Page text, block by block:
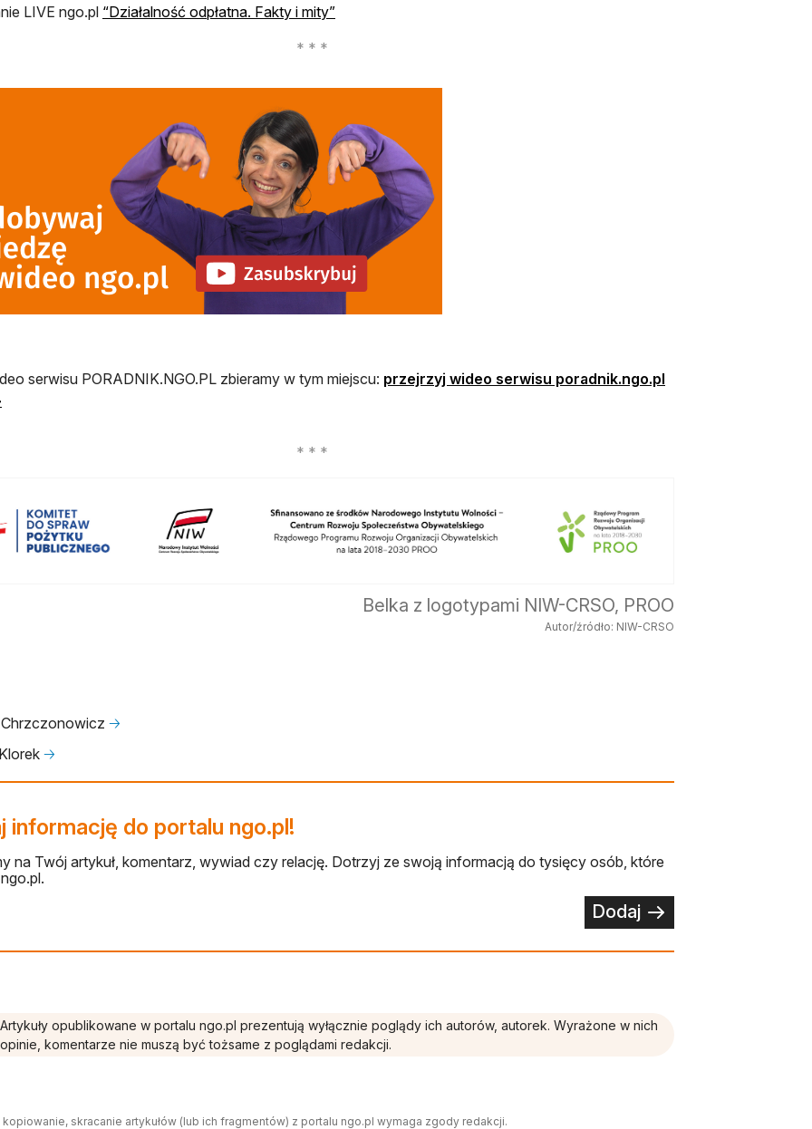
LIVE ngo.pl “Działalność odpłatna. Fakty i mity”otwiera się w nowej karcie
serwisu PORADNIK.NGO.PL zbieramy w tym miejscu: przejrzyj wideo serwisu poradnik.ngo.pl
Belka z logotypami NIW-CRSO, PROO
Autor/źródło: NIW-CRSO
🡢
🡢
informację do portalu ngo.pl!
na Twój artykuł, komentarz, wywiad czy relację. Dotrzyj ze swoją informacją do tysięcy osób, które
Dodaj
Artykuły opublikowane w portalu ngo.pl prezentują wyłącznie poglądy ich autorów, autorek. Wyrażone w nich
opinie, komentarze nie muszą być tożsame z poglądami redakcji.
kopiowanie, skracanie artykułów (lub ich fragmentów) z portalu ngo.pl wymaga zgody redakcji.